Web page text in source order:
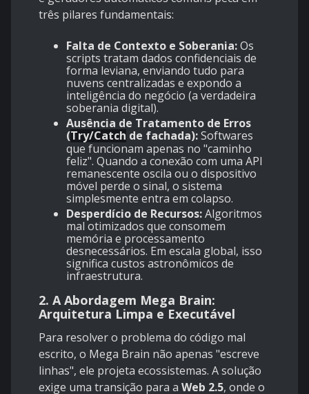
três pilares fundamentais:
Falta de Contexto e Soberania:Os
scripts tratam dados confidenciais de
forma leviana, enviando tudo para
nuvens centralizadas e expondo a
inteligência do negócio (a verdadeira
soberania digital).
Ausência de Tratamento de Erros
(Try/Catch de fachada):Softwares
que funcionam apenas no "caminho
feliz". Quando a conexão com uma API
remanescente oscila ou o dispositivo
móvel perde o sinal, o sistema
simplesmente entra em colapso.
Desperdício de Recursos:Algoritmos
mal otimizados que consomem
memória e processamento
desnecessários. Em escala global, isso
significa custos astronômicos de
infraestrutura.
2. A Abordagem Mega Brain:
Arquitetura Limpa e Executável
Para resolver o problema do código mal
escrito, o Mega Brain não apenas "escreve
linhas", ele projeta ecossistemas. A solução
exige uma transição para a Web 2.5, onde o